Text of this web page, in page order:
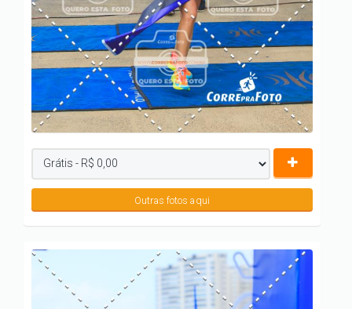
Outras fotos aqui